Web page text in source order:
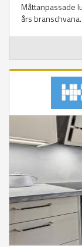
Måttanpassade
års